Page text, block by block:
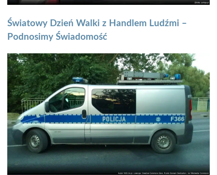
Światowy Dzień Walki z Handlem Ludźmi –
Podnosimy Świadomość